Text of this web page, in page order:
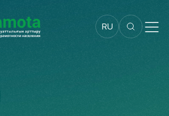
RU